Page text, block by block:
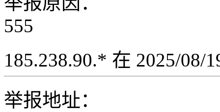
555
185.238.90.* 在 2025/08/
举报地址：